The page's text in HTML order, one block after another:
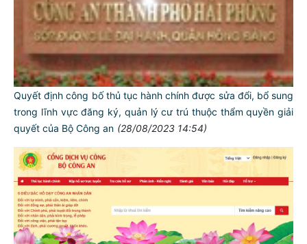
Quyết định công bố thủ tục hành chính được sửa đổi, bổ sung
trong lĩnh vực đăng ký, quản lý cư trú thuộc thẩm quyền giải
quyết của Bộ Công an (28/08/2023 14:54)